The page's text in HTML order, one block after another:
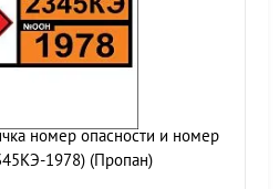
номер опасности и номер
1978) (Пропан)